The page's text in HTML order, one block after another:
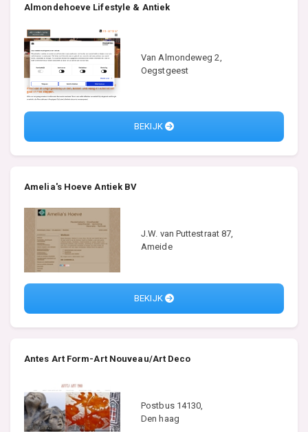
Almondehoeve Lifestyle & Antiek
Van Almondeweg 2,
Oegstgeest
BEKIJK
Amelia's Hoeve Antiek BV
J.W. van Puttestraat 87,
Ameide
BEKIJK
Antes Art Form-Art Nouveau/Art Deco
Postbus 14130,
Den haag